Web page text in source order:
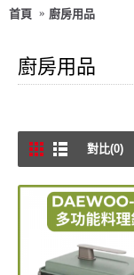
首頁 廚房用品
廚房用品
對比(0)